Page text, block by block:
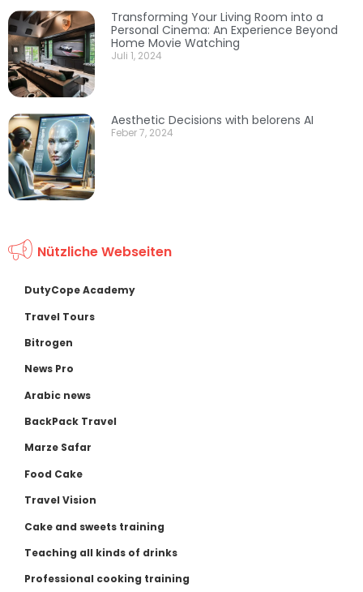
Transforming Your Living Room into a
Personal Cinema: An Experience Beyond
Home Movie Watching
Juli 1, 2024
Aesthetic Decisions with belorens AI
Feber 7, 2024
Nützliche Webseiten
DutyCope Academy
Travel Tours
Bitrogen
News Pro
Arabic news
BackPack Travel
Marze Safar
Food Cake
Travel Vision
Cake and sweets training
Teaching all kinds of drinks
Professional cooking training